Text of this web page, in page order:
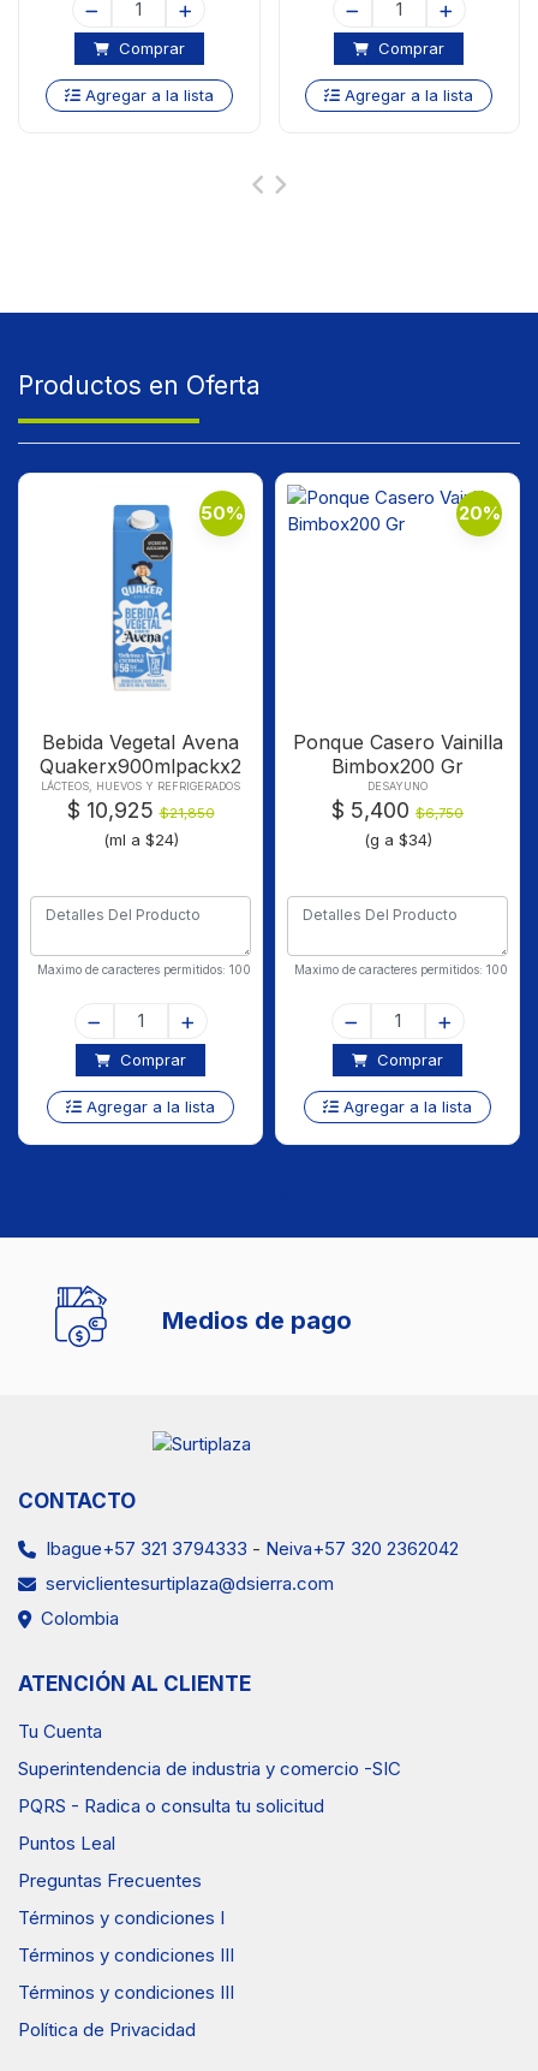
Comprar
Agregar a la lista
Comprar
Agregar a la lista
Productos en Oferta
50%
Bebida Vegetal Avena
Quakerx900mlpackx2
LÁCTEOS, HUEVOS Y REFRIGERADOS
$ 10,925$21,850
(ml a $24)
Maximo de caracteres permitidos: 100
Comprar
Agregar a la lista
20%
Ponque Casero Vainilla
Bimbox200 Gr
DESAYUNO
$ 5,400 $6,750
(g a $34)
Maximo de caracteres permitidos: 100
Comprar
Agregar a la lista
Medios de pago
CONTACTO
Ibague+57 321 3794333 - Neiva+57 320 2362042
serviclientesurtiplaza@dsierra.com
Colombia
ATENCIÓN AL CLIENTE
Tu Cuenta
Superintendencia de industria y comercio -SIC
PQRS - Radica o consulta tu solicitud
Puntos Leal
Preguntas Frecuentes
Términos y condiciones I
Términos y condiciones III
Términos y condiciones III
Política de Privacidad